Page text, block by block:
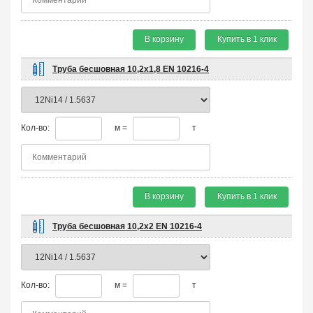
В корзину Купить в 1 клик
Труба бесшовная 10,2х1,8 EN 10216-4
Кол-во: м = т
В корзину Купить в 1 клик
Труба бесшовная 10,2х2 EN 10216-4
Кол-во: м = т